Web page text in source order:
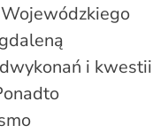
i kwestii